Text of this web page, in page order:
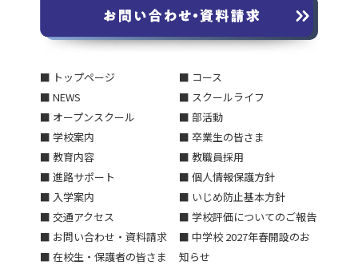
■ トップページ
■ NEWS
■ オープンスクール
■ 学校案内
■ 教育内容
■ 進路サポート
■ 入学案内
■ 交通アクセス
■ お問い合わせ・資料請求
■ 在校生・保護者の皆さま
■ コース
■ スクールライフ
■ 部活動
■ 卒業生の皆さま
■ 教職員採用
■ 個人情報保護方針
■ いじめ防止基本方針
■ 学校評価についてのご報告
■ 中学校 2027年春開設のお
知らせ